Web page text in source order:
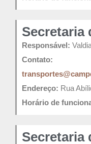
Secretaria
Responsável:
Contato:
Endereço: Rua
Horário de
Secretaria